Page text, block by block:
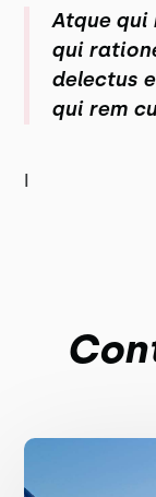
Atque
qui
delectus
qui rem
I